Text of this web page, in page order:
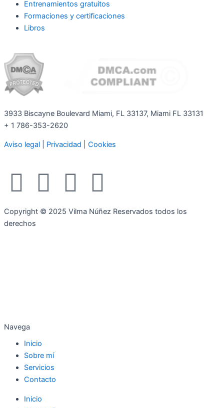
Entrenamientos gratuitos
Formaciones y certificaciones
Libros
3933 Biscayne Boulevard Miami, FL 33137, Miami FL 33131
+ 1 786-353-2620
Aviso legal Privacidad Cookies
F
a
c
o
k
I
n
a
m
T
w
Y
o
Copyright © 2025 Vilma Núñez Reservados todos los
derechos
Navega
Inicio
Sobre mí
Servicios
Contacto
Inicio